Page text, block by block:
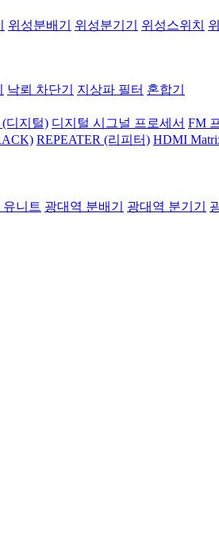
위성분배기 위성분기기 위성스위치
낙뢰 차단기 지상파 필터 혼합기
디지털) 디지털 시그널 프로세서 FM
REPEATER (리피터) HDMI
니트 광대역 분배기 광대역 분기기